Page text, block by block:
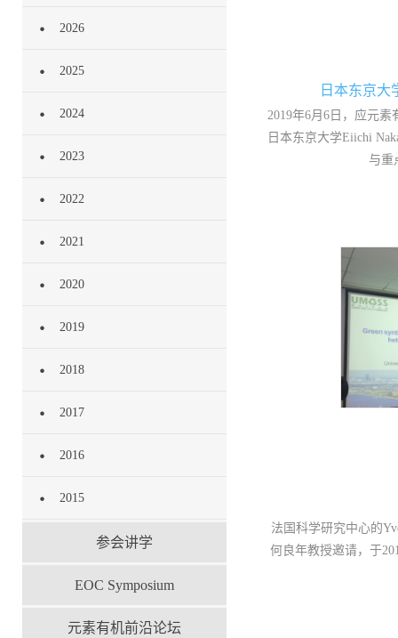
2026
2025
2024
2023
2022
2021
2020
2019
2018
2017
2016
2015
参会讲学
EOC Symposium
元素有机前沿论坛
日本东京大
2019年6月6日，应元
日本东京大学Eiichi
与重
法国科学研究中心的
何良年教授邀请，于